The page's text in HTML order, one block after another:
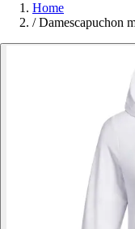
Home
/ Damescapuchon